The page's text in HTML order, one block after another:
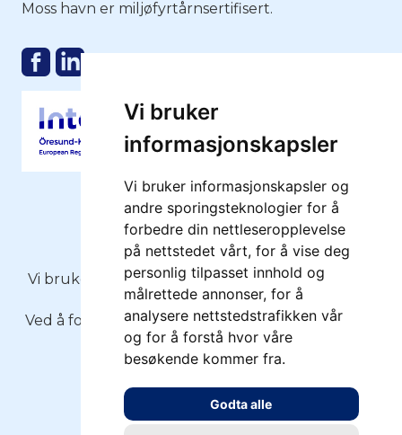
Vi bruker
informasjonskapsler
Vi bruker informasjonskapsler og
andre sporingsteknologier for å
forbedre din nettleseropplevelse
på nettstedet vårt, for å vise deg
personlig tilpasset innhold og
målrettede annonser, for å
analysere nettstedstrafikken vår
og for å forstå hvor våre
besøkende kommer fra.
Godta alle
Moss havn er miljøfyrtårnsertifisert.
Copyright 2026 - Moss Havn KF
Vi bruker
informasjonskapsler(cookies) på moss-
havn.no
Ved å fortsette å bruke siden, forutsetter vi at du
samtykker.
Personvernserklæring